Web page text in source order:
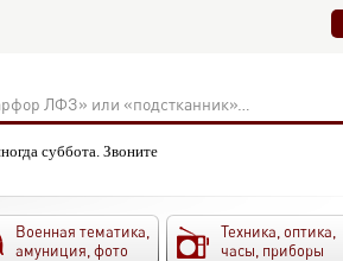
суббота. Звоните
Военная тематика,
амуниция, фото
Техника, оптика,
часы, приборы